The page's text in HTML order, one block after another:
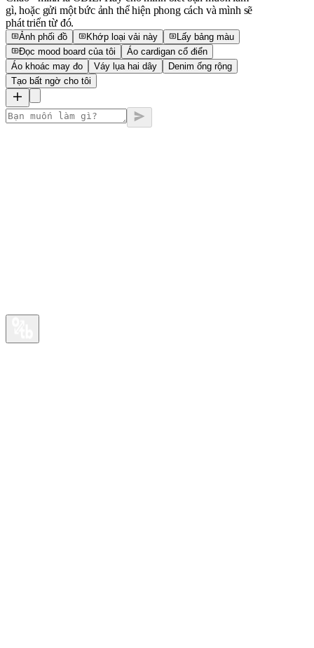
gì, hoặc gửi một bức ảnh thể hiện phong cách và mình sẽ
phát triển từ đó.
Ảnh phối đồ Khớp loại vải này
Lấy bảng màu
Đọc mood board của tôi
Áo cardigan cổ điển
Áo khoác may đo
Váy lụa hai dây
Denim ống rộng
Tạo bất ngờ cho tôi